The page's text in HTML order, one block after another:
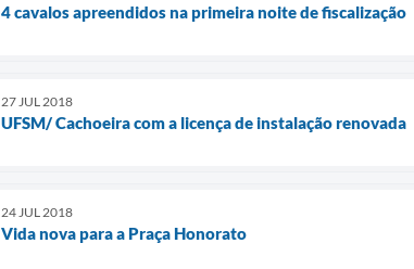
4 cavalos apreendidos na primeira noite de fiscalização
27 JUL 2018
UFSM/ Cachoeira com a licença de instalação renovada
24 JUL 2018
Vida nova para a Praça Honorato